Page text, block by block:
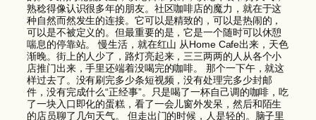
熟稔得像认识很多年的朋友。社区咖啡店的魔力，就在于这
种自然而然发生的连接。它可以是精致的，可以是热闹的，
可以是不被定义的。但最重要的是，它是一个随时可以休憩
喘息的停靠站。 慢生活，就在红山 从Home Cafe出来，天色
渐晚。街上的人少了，路灯亮起来，三三两两的人从各个小
店推门出来，手里还端着没喝完的咖啡。 那个一下午，就这
样过去了。没有刷完多少条短视频，没有处理完多少封邮
件，没有完成什么“正经事”。只是喝了一杯自己调的咖啡，吃
了一块入口即化的蛋糕，看了一会儿窗外发呆，然后和陌生
的店员聊了几句天气。 但走出门的时候，人是轻的。脑子里